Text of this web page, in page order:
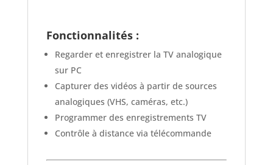
Fonctionnalités :
Regarder et enregistrer la TV analogique
sur PC
Capturer des vidéos à partir de sources
analogiques (VHS, caméras, etc.)
Programmer des enregistrements TV
Contrôle à distance via télécommande